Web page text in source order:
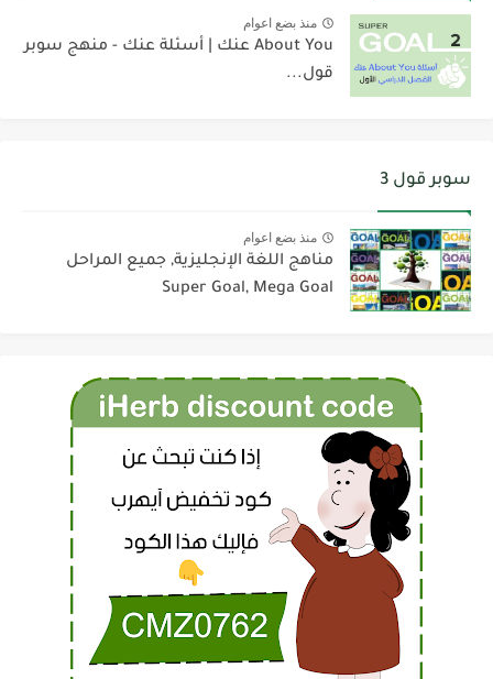
منذ بضع اعوام
About You عنك | أسئلة عنك - منهج سوبر
قول...
سوبر قول 3
منذ بضع اعوام
مناهج اللغة الإنجليزية, جميع المراحل
Super Goal, Mega Goal